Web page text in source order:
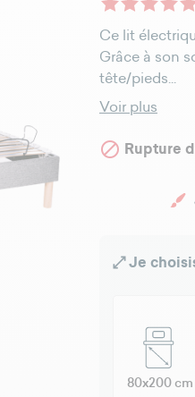
Ce lit
Grâce à son
tête/pieds...
Voir plus
 Rupture
Je
80x200 cm